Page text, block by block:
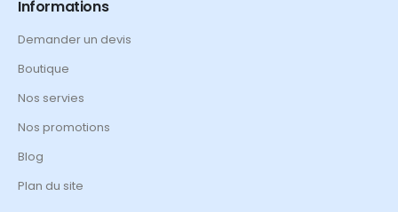
Informations
Demander un devis
Boutique
Nos servies
Nos promotions
Blog
Plan du site